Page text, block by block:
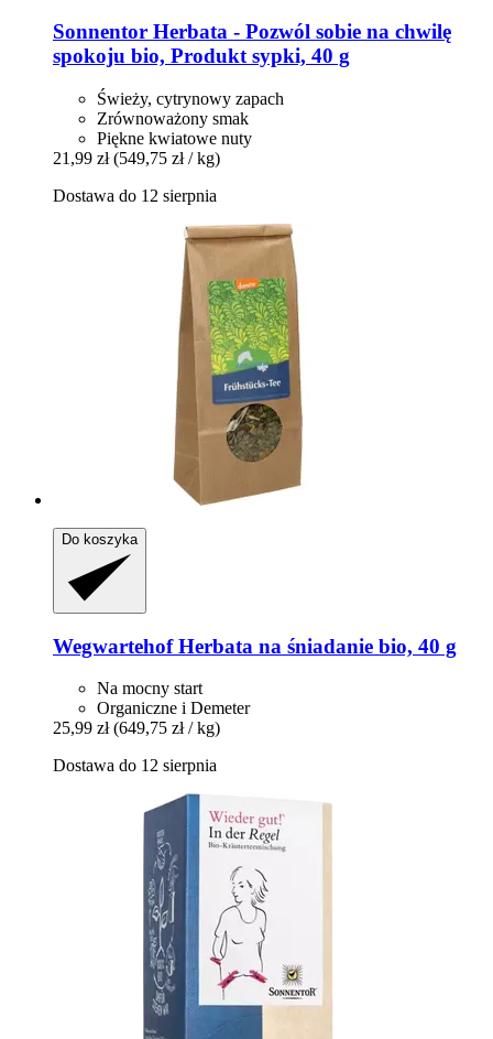
Sonnentor Herbata -​ Pozwól sobie na chwilę
spokoju bio, Produkt sypki, 40 g
Świeży, cytrynowy zapach
Zrównoważony smak
Piękne kwiatowe nuty
21,99 zł (549,75 zł / kg)
Dostawa do 12 sierpnia
Do koszyka
WegwartehofHerbata na śniadanie bio, 40 g
Na mocny start
Organiczne i Demeter
25,99 zł (649,75 zł / kg)
Dostawa do 12 sierpnia